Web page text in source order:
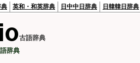
典 英和・和英辞典 日中中日辞典 日韓韓日辞典
古語辞典
辞典